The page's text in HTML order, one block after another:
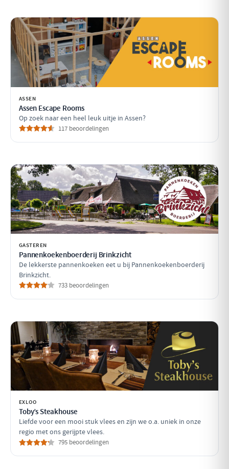
ASSEN
Assen Escape Rooms
Op zoek naar een heel leuk uitje in Assen?
117 beoordelingen
GASTEREN
Pannenkoekenboerderij Brinkzicht
De lekkerste pannenkoeken eet u bij Pannenkoekenboerderij
Brinkzicht.
733 beoordelingen
EXLOO
Toby’s Steakhouse
Liefde voor een mooi stuk vlees en zijn we o.a. uniek in onze
regio met ons gerijpte vlees.
795 beoordelingen